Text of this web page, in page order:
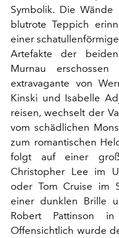
Symbolik. Die
blutrote Teppich
einer
Artefakte der
Murnau
extravagante von
Kinski und Isabelle
reisen, wechselt der
vom schädlichen
zum romantischen
folgt auf einer
Christopher Lee im
oder Tom Cruise im
einer dunklen Brille
Robert Pattinson
Offensichtlich wurde